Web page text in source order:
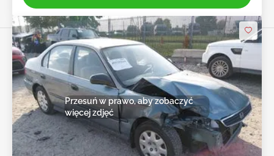
Przesuń w prawo, aby zobaczyć
więcej zdjęć